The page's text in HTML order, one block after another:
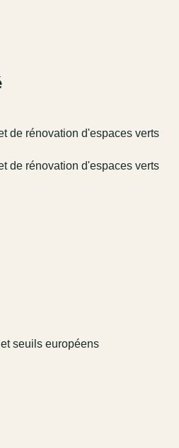
de rénovation d'espaces verts
de rénovation d'espaces verts
seuils européens